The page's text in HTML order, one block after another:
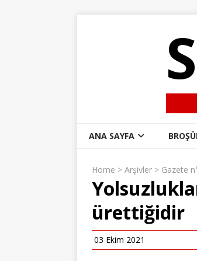
ANA SAYFA
Home > Arşivler > Gazete
ürettiğidir
03 Ekim 2021